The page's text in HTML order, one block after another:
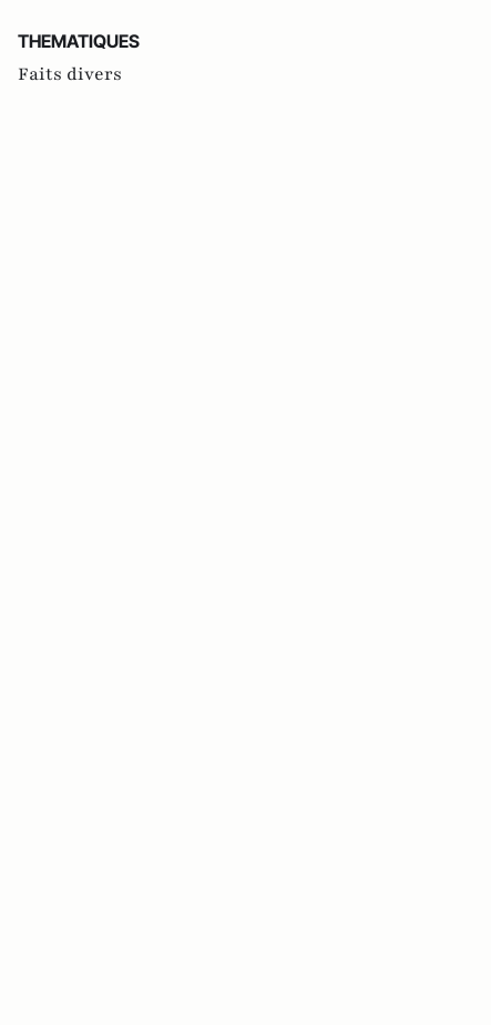
THEMATIQUES
Faits divers